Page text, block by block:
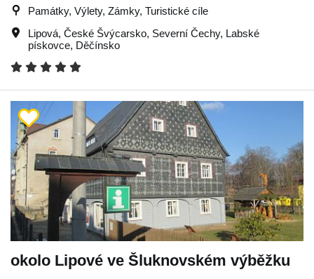
Památky, Výlety, Zámky, Turistické cíle
Lipová, České Švýcarsko, Severní Čechy, Labské
pískovce, Děčínsko
okolo Lipové ve Šluknovském výběžku